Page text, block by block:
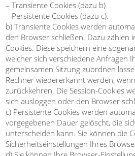
– Transiente Cookies (dazu b)
– Persistente Cookies (dazu c).
b) Transiente Cookies werden
den Browser schließen. Dazu zählen
Cookies. Diese speichern eine
welcher sich verschiedene Anfragen
gemeinsamen Sitzung zuordnen
Rechner wiedererkannt werden,
zurückkehren. Die Session-Cookies
sich ausloggen oder den Browser
c) Persistente Cookies werden
vorgegebenen Dauer gelöscht, die
unterscheiden kann. Sie können die
Sicherheitseinstellungen Ihres